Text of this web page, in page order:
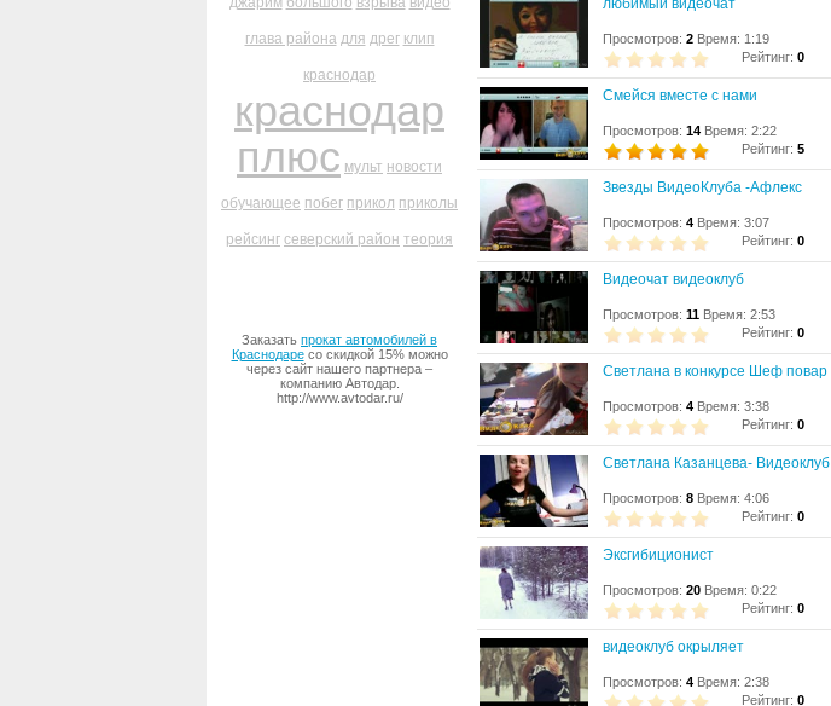
глава района для дрег клип
краснодар
краснодар
плюс мульт новости
обучающее побег прикол приколы
рейсинг северский район теория
Заказать прокат автомобилей в
Краснодаресо скидкой 15% можно
через сайт нашего партнера –
компанию Автодар.
http://www.avtodar.ru/
любимый видеочат
Просмотров: 2 Время: 1:19
Рейтинг: 0
Смейся вместе с нами
Просмотров: 14 Время: 2:22
Рейтинг: 5
Звезды ВидеоКлуба -Афлекс
Просмотров: 4 Время: 3:07
Рейтинг: 0
Видеочат видеоклуб
Просмотров: 11 Время: 2:53
Рейтинг: 0
Светлана в конкурсе Шеф повар
Просмотров: 4 Время: 3:38
Рейтинг: 0
Светлана Казанцева- Видеоклуб
Просмотров: 8 Время: 4:06
Рейтинг: 0
Эксгибиционист
Просмотров: 20 Время: 0:22
Рейтинг: 0
видеоклуб окрыляет
Просмотров: 4 Время: 2:38
Рейтинг: 0